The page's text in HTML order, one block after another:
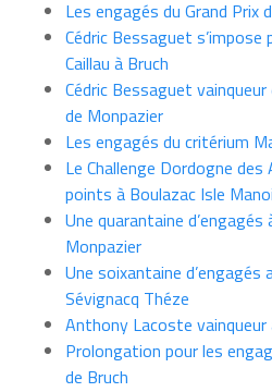
Les engagés du Grand Prix
Cédric Bessaguet s’impose
Caillau à Bruch
Cédric Bessaguet vainqueur
de Monpazier
Les engagés du critérium
Le Challenge Dordogne des
points à Boulazac Isle
Une quarantaine
Monpazier
Une soixantaine d’engagés
Sévignacq Théze
Anthony Lacoste vainqueur
Prolongation pour les
de Bruch